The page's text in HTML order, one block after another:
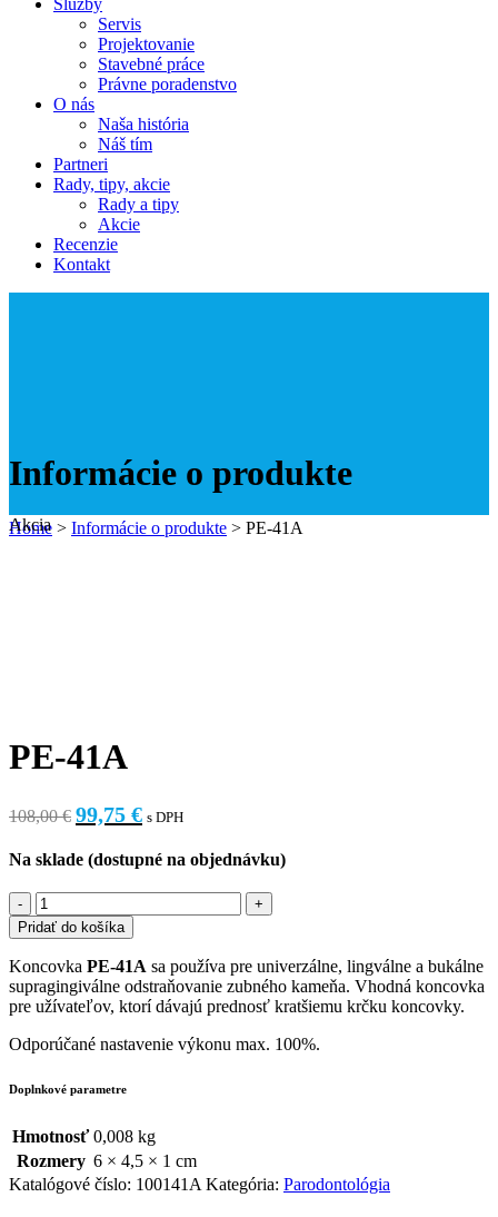
Servis
Projektovanie
Stavebné práce
Právne poradenstvo
O nás
Naša história
Náš tím
Partneri
Rady, tipy, akcie
Rady a tipy
Akcie
Recenzie
Kontakt
Informácie o produkte
Home > Informácie o produkte > PE-41A
Akcia
PE-41A
108,00€ 99,75 € s DPH
Na sklade (dostupné na objednávku)
Pridať do košíka
Koncovka PE-41A sa používa pre univerzálne, lingválne a bukálne
supragingiválne odstraňovanie zubného kameňa. Vhodná koncovka
pre užívateľov, ktorí dávajú prednosť kratšiemu krčku koncovky.
Odporúčané nastavenie výkonu max. 100%.
Doplnkové parametre
Hmotnosť 0,008 kg
Rozmery 6 × 4,5 × 1 cm
Katalógové číslo: 100141A Kategória: Parodontológia